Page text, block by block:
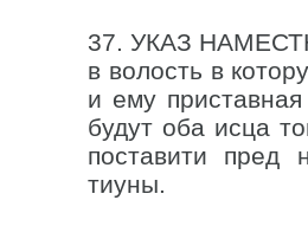
37. УКАЗ
в волость в
и ему
будут оба исца
поставити пред
тиуны.